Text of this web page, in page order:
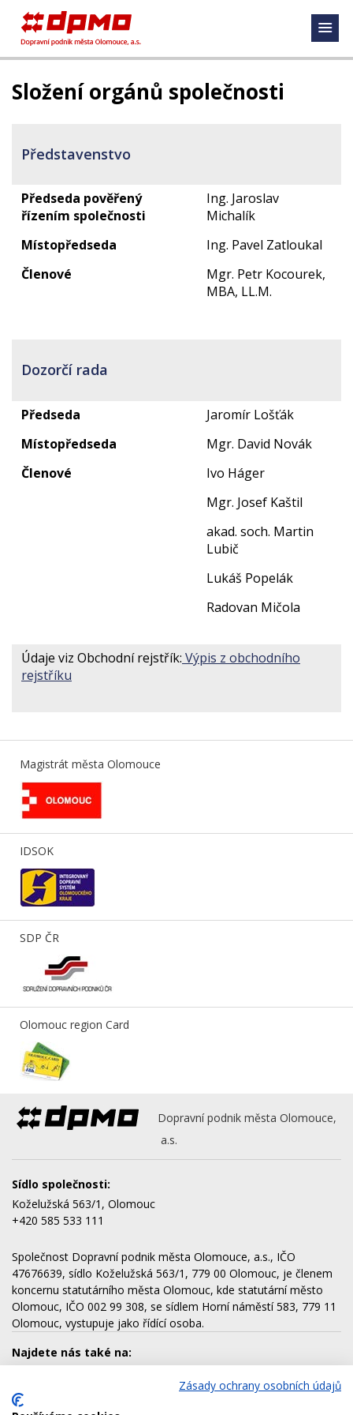
Složení orgánů společnosti
Představenstvo
Předseda pověřený
řízením společnosti
Místopředseda
Členové
Ing. Jaroslav
Michalík
Ing. Pavel Zatloukal
Mgr. Petr Kocourek,
MBA, LL.M.
Dozorčí rada
Předseda
Místopředseda
Členové
Jaromír Lošťák
Mgr. David Novák
Ivo Háger
Mgr. Josef Kaštil
akad. soch. Martin
Lubič
Lukáš Popelák
Radovan Mičola
Údaje viz Obchodní rejstřík: Výpis z obchodního
rejstříku
Magistrát města Olomouce
IDSOK
SDP ČR
Olomouc region Card
Dopravní podnik města Olomouce,
a.s.
Sídlo společnosti:
Koželužská 563/1, Olomouc
+420 585 533 111
Společnost Dopravní podnik města Olomouce, a.s., IČO
47676639, sídlo Koželužská 563/1, 779 00 Olomouc, je členem
koncernu statutárního města Olomouc, kde statutární město
Olomouc, IČO 002 99 308, se sídlem Horní náměstí 583, 779 11
Olomouc, vystupuje jako řídící osoba.
Najdete nás také na:
Zásady ochrany osobních údajů